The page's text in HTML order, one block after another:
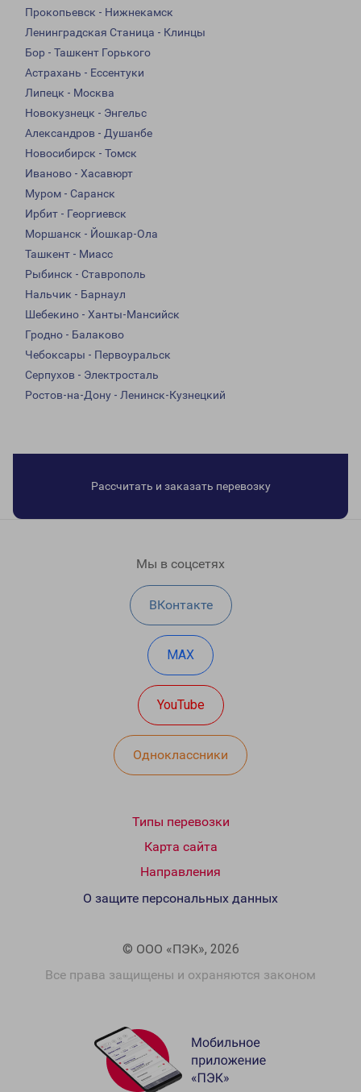
Прокопьевск - Нижнекамск
Ленинградская Станица - Клинцы
Бор - Ташкент Горького
Астрахань - Ессентуки
Липецк - Москва
Новокузнецк - Энгельс
Александров - Душанбе
Новосибирск - Томск
Иваново - Хасавюрт
Муром - Саранск
Ирбит - Георгиевск
Моршанск - Йошкар-Ола
Ташкент - Миасс
Рыбинск - Ставрополь
Нальчик - Барнаул
Шебекино - Ханты-Мансийск
Гродно - Балаково
Чебоксары - Первоуральск
Серпухов - Электросталь
Ростов-на-Дону - Ленинск-Кузнецкий
Рассчитать и заказать перевозку
Мы в соцсетях
ВКонтакте
MAX
YouTube
Одноклассники
Типы перевозки
Карта сайта
Направления
© ООО «ПЭК», 2026
Все права защищены и охраняются законом
О защите персональных данных